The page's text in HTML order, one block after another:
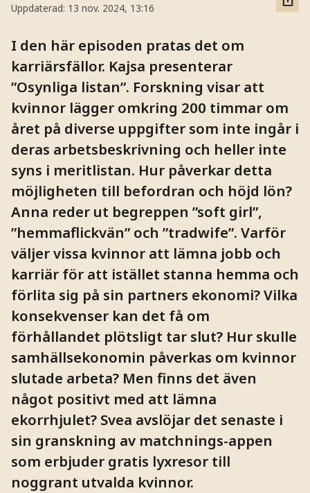
Uppdaterad: 13 nov. 2024, 13:16
I den här episoden pratas det om
karriärsfällor. Kajsa presenterar
”Osynliga listan”. Forskning visar att
kvinnor lägger omkring 200 timmar om
året på diverse uppgifter som inte ingår i
deras arbetsbeskrivning och heller inte
syns i meritlistan. Hur påverkar detta
möjligheten till befordran och höjd lön?
Anna reder ut begreppen ”soft girl”,
”hemmaflickvän” och ”tradwife”. Varför
väljer vissa kvinnor att lämna jobb och
karriär för att istället stanna hemma och
förlita sig på sin partners ekonomi? Vilka
konsekvenser kan det få om
förhållandet plötsligt tar slut? Hur skulle
samhällsekonomin påverkas om kvinnor
slutade arbeta? Men finns det även
något positivt med att lämna
ekorrhjulet? Svea avslöjar det senaste i
sin granskning av matchnings-appen
som erbjuder gratis lyxresor till
noggrant utvalda kvinnor.